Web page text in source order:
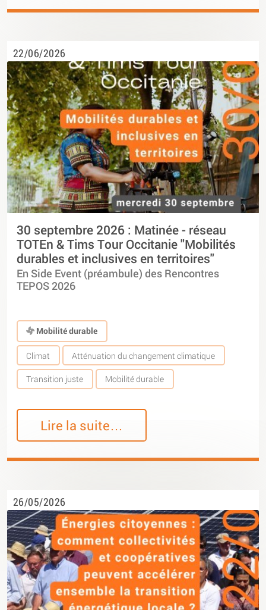
22/06/2026
30 septembre 2026 : Matinée - réseau
TOTEn & Tims Tour Occitanie "Mobilités
durables et inclusives en territoires"
En Side Event (préambule) des Rencontres
TEPOS 2026
Mobilité durable
Climat Atténuation du changement climatique
Transition juste Mobilité durable
Lire la suite…
26/05/2026